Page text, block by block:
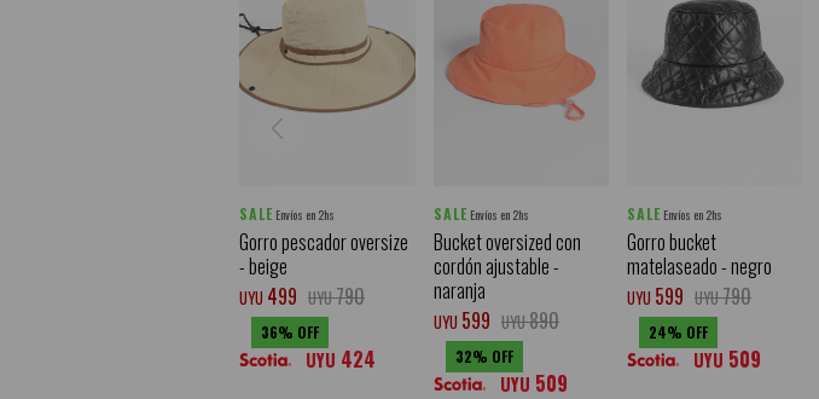
SALE Envíos en 2hs
Gorro pescador oversize
- beige
UYU 499 UYU790
36
UYU 424
SALE Envíos en 2hs
Bucket oversized con
cordón ajustable -
naranja
UYU 599 UYU890
32
UYU 509
SALE Envíos en 2hs
Gorro bucket
matelaseado - negro
UYU 599 UYU790
24
UYU 509